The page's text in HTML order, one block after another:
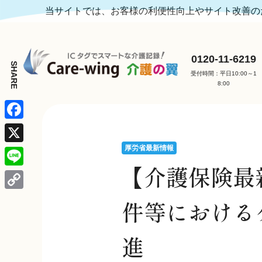
0120-11-6219
受付時間：平日10:00～1
8:00
厚労省最新情報
【介護保険
件等におけ
進
F
a
c
e
X
L
当サイトでは、お客様の利便性向上やサイト改善